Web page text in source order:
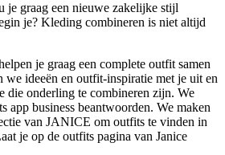
je graag een nieuwe zakelijke stijl
je? Kleding combineren is niet altijd
je graag een complete outfit samen
we ideeën en outfit-inspiratie met je uit en
die onderling te combineren zijn. We
app business beantwoorden. We maken
van JANICE om outfits te vinden in
je op de outfits pagina van Janice